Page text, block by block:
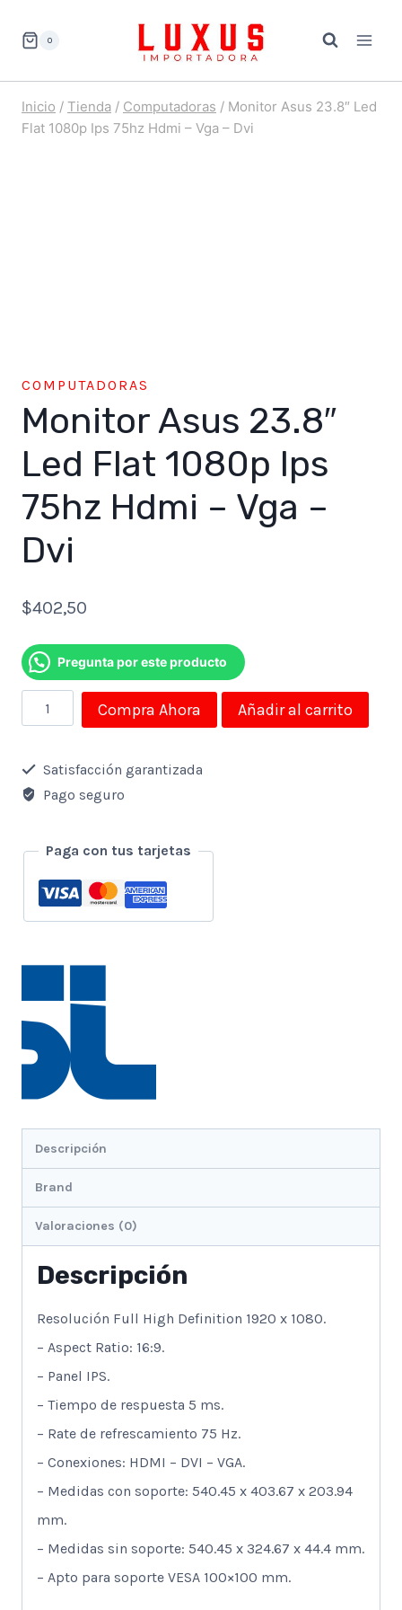
0
Inicio / Tienda / Computadoras / Monitor Asus 23.8″ Led
Flat 1080p Ips 75hz Hdmi – Vga – Dvi
COMPUTADORAS
Monitor Asus 23.8″
Led Flat 1080p Ips
75hz Hdmi – Vga –
Dvi
$402,50
Pregunta por este producto
Monitor
23.8"
Led
1080p
Ips
75hz
-
-
Dvi
cantidad
Compra Ahora Añadir al carrito
Satisfacción garantizada
Pago seguro
Paga con tus tarjetas
Descripción
Brand
Valoraciones (0)
Descripción
Resolución Full High Definition 1920 x 1080.
– Aspect Ratio: 16:9.
– Panel IPS.
– Tiempo de respuesta 5 ms.
– Rate de refrescamiento 75 Hz.
– Conexiones: HDMI – DVI – VGA.
– Medidas con soporte: 540.45 x 403.67 x 203.94
mm.
– Medidas sin soporte: 540.45 x 324.67 x 44.4 mm.
– Apto para soporte VESA 100×100 mm.